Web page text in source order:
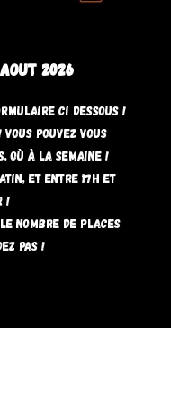
2026
ci dessous !
pouvez vous
où à la semaine !
et entre 17h et
!
nombre de places
pas !